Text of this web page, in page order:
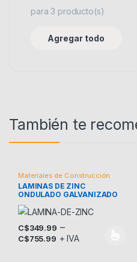
para 3 producto(s)
Agregar todo
También te
Materiales de Construcción
LAMINAS DE ZINC
ONDULADO GALVANIZADO
C$349.99 –
C$755.99 + IVA
Este producto tiene múltiples